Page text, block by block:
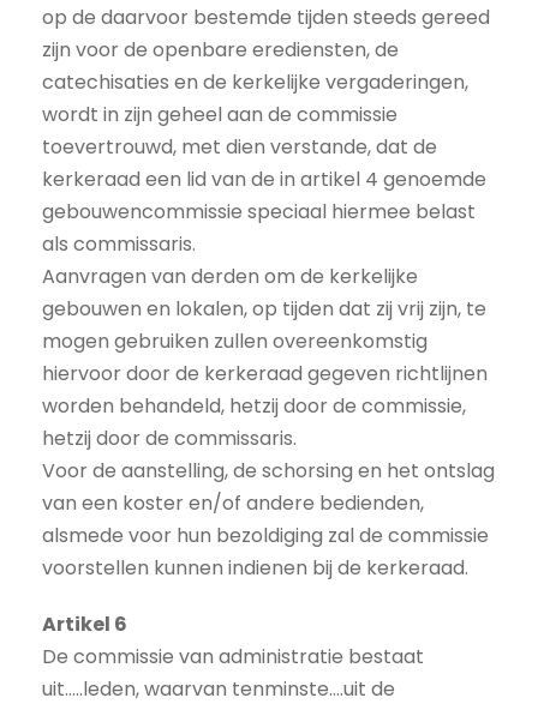
op de daarvoor bestemde tijden steeds gereed
zijn voor de openbare erediensten, de
catechisaties en de kerkelijke vergaderingen,
wordt in zijn geheel aan de commissie
toevertrouwd, met dien verstande, dat de
kerkeraad een lid van de in artikel 4 genoemde
gebouwencommissie speciaal hiermee belast
als commissaris.
Aanvragen van derden om de kerkelijke
gebouwen en lokalen, op tijden dat zij vrij zijn, te
mogen gebruiken zullen overeenkomstig
hiervoor door de kerkeraad gegeven richtlijnen
worden behandeld, hetzij door de commissie,
hetzij door de commissaris.
Voor de aanstelling, de schorsing en het ontslag
van een koster en/of andere bedienden,
alsmede voor hun bezoldiging zal de commissie
voorstellen kunnen indienen bij de kerkeraad.
Artikel 6
De commissie van administratie bestaat
uit…..leden, waarvan tenminste….uit de